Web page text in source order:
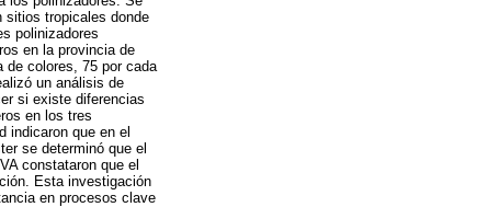
sitios tropicales donde
polinizadores
en la provincia de
de colores, 75 por cada
un análisis de
si existe diferencias
en los tres
indicaron que en el
se determinó que el
constataron que el
Esta investigación
en procesos clave